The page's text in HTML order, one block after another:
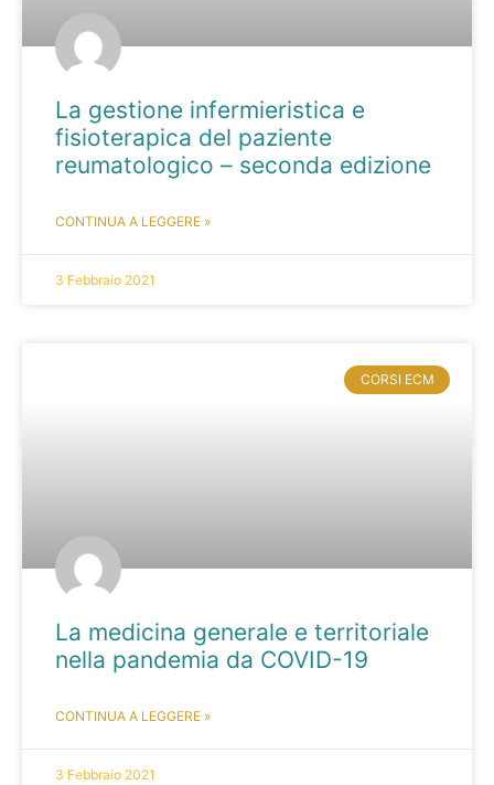
La gestione infermieristica e
fisioterapica del paziente
reumatologico – seconda edizione
CONTINUA A LEGGERE »
3 Febbraio 2021
CORSI ECM
La medicina generale e territoriale
nella pandemia da COVID-19
CONTINUA A LEGGERE »
3 Febbraio 2021